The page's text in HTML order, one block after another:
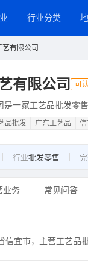
行业分类
有限公司
有限公司 可
一家工艺品批发零售
品批发 广东工艺品
行业批发零售
业务 常见问答
信宜市，主营工艺品